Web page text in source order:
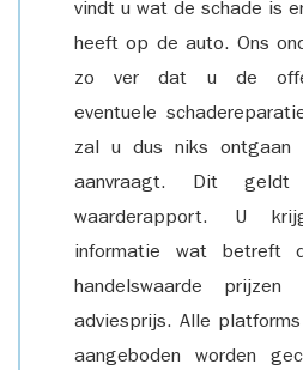
vindt u wat de schade is
heeft op de auto. Ons
zo ver dat u de
eventuele
zal u dus niks
aanvraagt. Dit
waarderapport. U
informatie wat betreft
handelswaarde
adviesprijs. Alle
aangeboden worden